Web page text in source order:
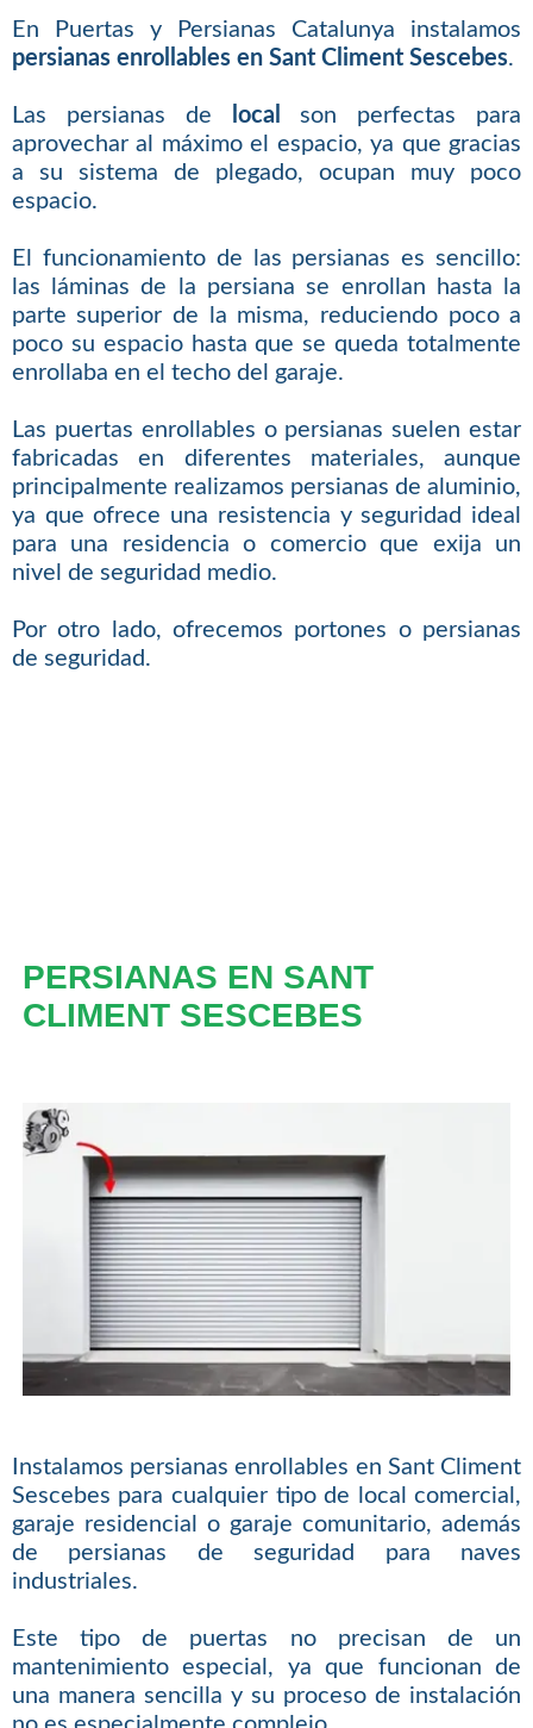
En Puertas y Persianas Catalunya instalamos
persianas enrollables en Sant Climent Sescebes.
Las persianas de local
son perfectas para
aprovechar al máximo el espacio, ya que gracias
a su sistema de plegado, ocupan muy poco
espacio.
El funcionamiento de las persianas es sencillo:
las láminas de la persiana se enrollan hasta la
parte superior de la misma, reduciendo poco a
poco su espacio hasta que se queda totalmente
enrollaba en el techo del garaje.
Las puertas enrollables o persianas suelen estar
fabricadas en diferentes materiales, aunque
principalmente realizamos persianas de aluminio,
ya que ofrece una resistencia y seguridad ideal
para una residencia o comercio que exija un
nivel de seguridad medio.
Por otro lado, ofrecemos portones o persianas
de seguridad.
PERSIANAS EN SANT
CLIMENT SESCEBES
Instalamos persianas enrollables en Sant Climent
Sescebes para cualquier tipo de local comercial,
garaje residencial o garaje comunitario, además
de persianas de seguridad para naves
industriales.
Este tipo de puertas no precisan de un
mantenimiento especial, ya que funcionan de
una manera sencilla y su proceso de instalación